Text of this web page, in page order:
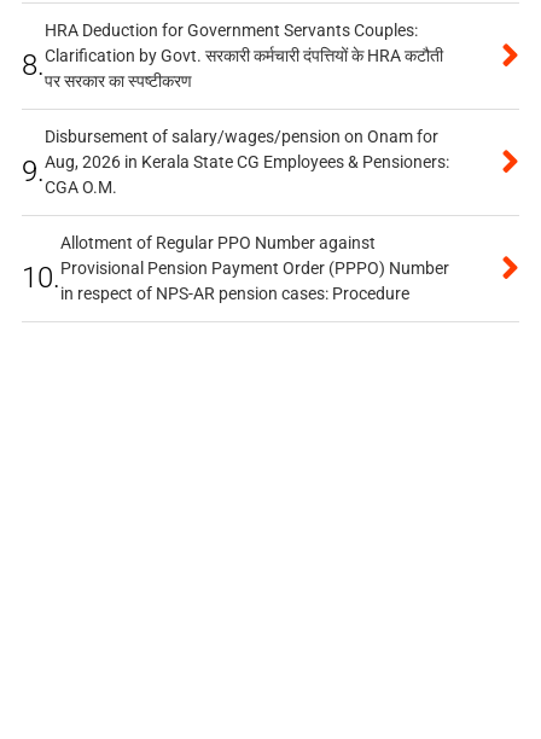
8.
HRA Deduction for Government Servants Couples:
Clarification by Govt. सरकारी कर्मचारी दंपत्तियों के HRA कटौती
पर सरकार का स्पष्टीकरण
9.
Disbursement of salary/wages/pension on Onam for
Aug, 2026 in Kerala State CG Employees & Pensioners:
CGA O.M.
10.
Allotment of Regular PPO Number against
Provisional Pension Payment Order (PPPO) Number
in respect of NPS-AR pension cases: Procedure